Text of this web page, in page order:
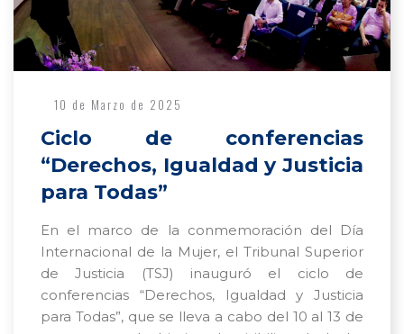
10 de Marzo de 2025
Ciclo de conferencias
“Derechos, Igualdad y Justicia
para Todas”
En el marco de la conmemoración del Día
Internacional de la Mujer, el Tribunal Superior
de Justicia (TSJ) inauguró el ciclo de
conferencias “Derechos, Igualdad y Justicia
para Todas”, que se lleva a cabo del 10 al 13 de